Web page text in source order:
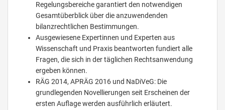
Regelungsbereiche garantiert den notwendigen
Gesamtüberblick über die anzuwendenden
bilanzrechtlichen Bestimmungen.
Ausgewiesene Expertinnen und Experten aus
Wissenschaft und Praxis beantworten fundiert alle
Fragen, die sich in der täglichen Rechtsanwendung
ergeben können.
RÄG 2014, APRÄG 2016 und NaDiVeG: Die
grundlegenden Novellierungen seit Erscheinen der
ersten Auflage werden ausführlich erläutert.